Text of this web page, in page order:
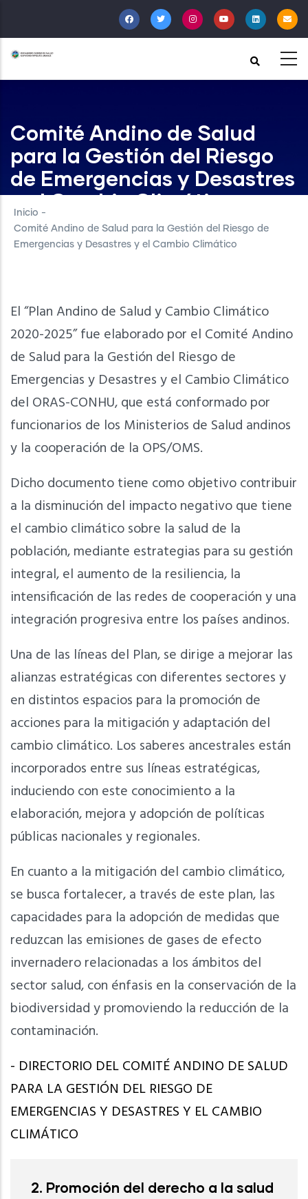
al
contenido
principal
Comité Andino de Salud
para la Gestión del Riesgo
de Emergencias y Desastres
y el Cambio Climático
Inicio -
Comité Andino de Salud para la Gestión del Riesgo de
Emergencias y Desastres y el Cambio Climático
El “Plan Andino de Salud y Cambio Climático
2020-2025” fue elaborado por el Comité Andino
de Salud para la Gestión del Riesgo de
Emergencias y Desastres y el Cambio Climático
del ORAS-CONHU, que está conformado por
funcionarios de los Ministerios de Salud andinos
y la cooperación de la OPS/OMS.
Dicho documento tiene como objetivo contribuir
a la disminución del impacto negativo que tiene
el cambio climático sobre la salud de la
población, mediante estrategias para su gestión
integral, el aumento de la resiliencia, la
intensificación de las redes de cooperación y una
integración progresiva entre los países andinos.
Una de las líneas del Plan, se dirige a mejorar las
alianzas estratégicas con diferentes sectores y
en distintos espacios para la promoción de
acciones para la mitigación y adaptación del
cambio climático. Los saberes ancestrales están
incorporados entre sus líneas estratégicas,
induciendo con este conocimiento a la
elaboración, mejora y adopción de políticas
públicas nacionales y regionales.
En cuanto a la mitigación del cambio climático,
se busca fortalecer, a través de este plan, las
capacidades para la adopción de medidas que
reduzcan las emisiones de gases de efecto
invernadero relacionadas a los ámbitos del
sector salud, con énfasis en la conservación de la
biodiversidad y promoviendo la reducción de la
contaminación.
- DIRECTORIO DEL COMITÉ ANDINO DE SALUD
PARA LA GESTIÓN DEL RIESGO DE
EMERGENCIAS Y DESASTRES Y EL CAMBIO
CLIMÁTICO
2. Promoción del derecho a la salud